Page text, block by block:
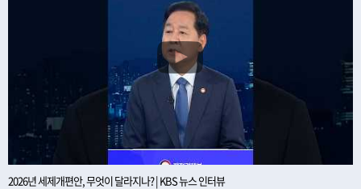
2026년 세제개편안, 무엇이 달라지나? | KBS 뉴스 인터뷰